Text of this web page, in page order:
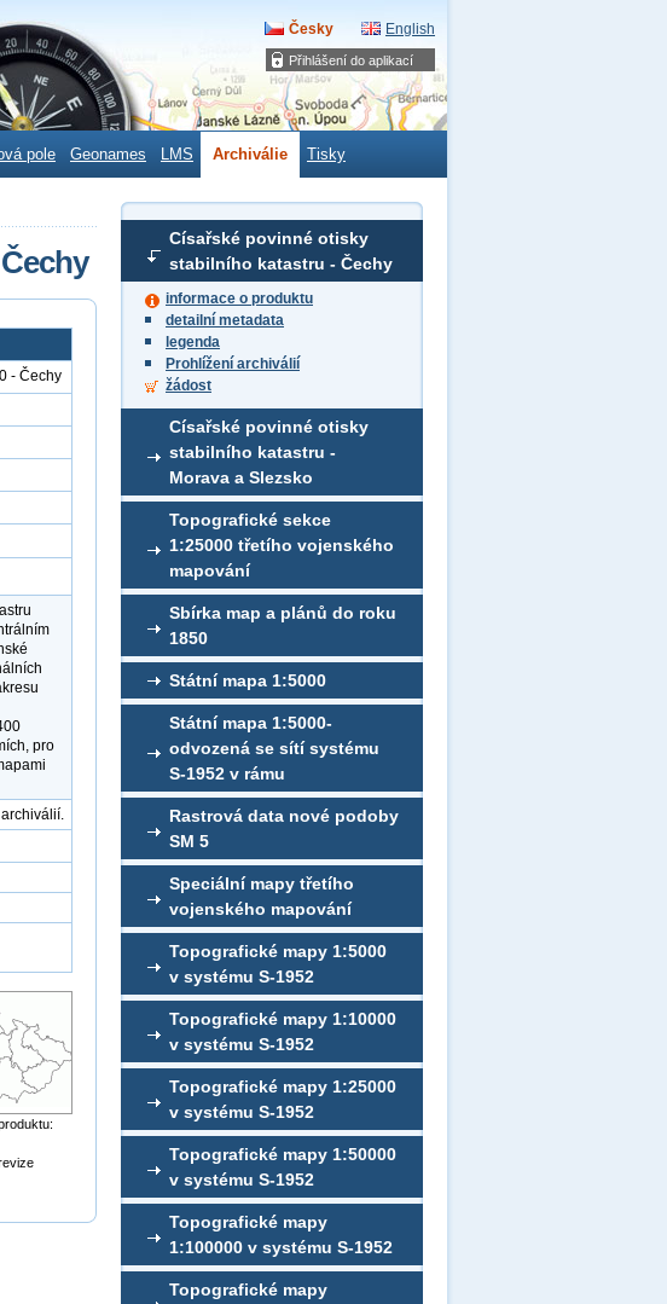
Přihlášení do aplikací
Česky English
pole Geonames LMS Archiválie Tisky
Císařské povinné otisky
stabilního katastru - Čechy
informace o produktu
detailní metadata
legenda
Prohlížení archiválií
žádost
Císařské povinné otisky
stabilního katastru -
Morava a Slezsko
Topografické sekce
1:25000 třetího vojenského
mapování
Sbírka map a plánů do roku
1850
Státní mapa 1:5000
Státní mapa 1:5000-
odvozená se sítí systému
S-1952 v rámu
Rastrová data nové podoby
SM 5
Speciální mapy třetího
vojenského mapování
Topografické mapy 1:5000
v systému S-1952
Topografické mapy 1:10000
v systému S-1952
Topografické mapy 1:25000
v systému S-1952
Topografické mapy 1:50000
v systému S-1952
Topografické mapy
1:100000 v systému S-1952
Topografické mapy
- Čechy
pro